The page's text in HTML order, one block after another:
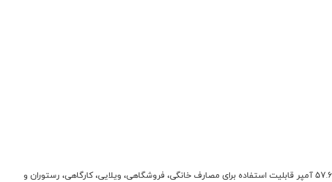
موتور برق 40 هزار وات دیزل سایلنت استارتی با خروجی 57.6 آمپر قابلیت استفاده برای مصارف خانگی، فروشگاهی، ویلایی، کارگاهی، رستوران و